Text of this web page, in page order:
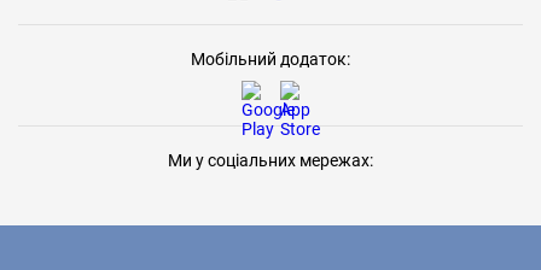
Мобільний додаток:
Ми у соціальних мережах: